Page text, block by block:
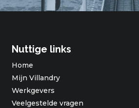
Nuttige links
Home
Mijn Villandry
Werkgevers
Veelgestelde vragen